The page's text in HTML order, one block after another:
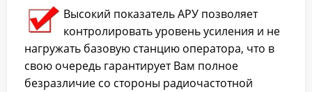
Высокий показатель АРУ позволяет
контролировать уровень усиления и не
нагружать базовую станцию оператора, что в
свою очередь гарантирует Вам полное
безразличие со стороны радиочастотной